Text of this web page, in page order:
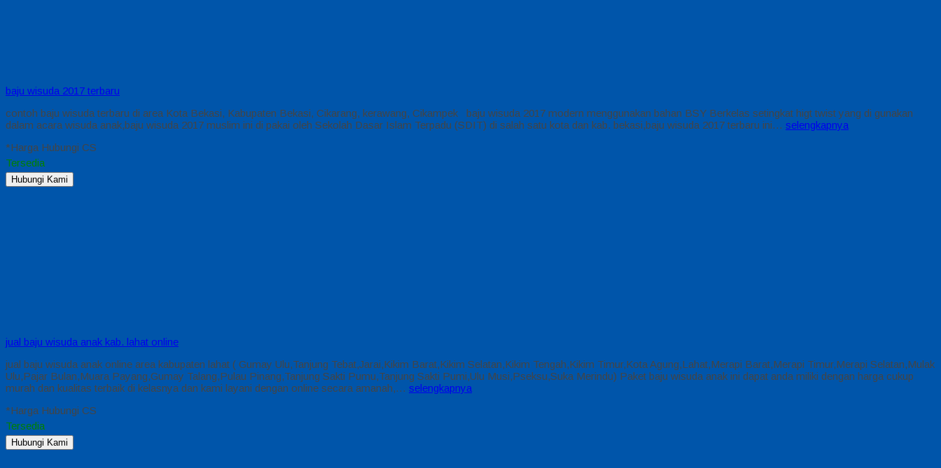
baju wisuda 2017 terbaru
contoh baju wisuda terbaru di area Kota Bekasi, Kabupaten Bekasi, Cikarang, kerawang, Cikampek baju wisuda 2017 modern menggunakan bahan BSY Berkelas setingkat higt twist yang di gunakan
dalam acara wisuda anak,baju wisuda 2017 muslim ini di pakai oleh Sekolah Dasar Islam Terpadu (SDIT) di salah satu kota dan kab. bekasi,baju wisuda 2017 terbaru ini… selengkapnya
*Harga Hubungi CS
Tersedia
Hubungi Kami
jual baju wisuda anak kab. lahat online
jual baju wisuda anak online area kabupaten lahat ( Gumay Ulu,Tanjung Tebat,Jarai,Kikim Barat,Kikim Selatan,Kikim Tengah,Kikim Timur,Kota Agung,Lahat,Merapi Barat,Merapi Timur,Merapi Selatan,Mulak
Ulu,Pajar Bulan,Muara Payang,Gumay Talang,Pulau Pinang,Tanjung Sakti Pumu,Tanjung Sakti Pumi,Ulu Musi,Pseksu,Suka Merindu) Paket baju wisuda anak ini dapat anda miliki dengan harga cukup
murah dan kualitas terbaik di kelasnya dan kami layani dengan online secara amanah,… selengkapnya
*Harga Hubungi CS
Tersedia
Hubungi Kami